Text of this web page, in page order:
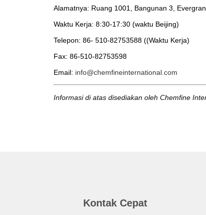
Alamatnya: Ruang 1001, Bangunan 3,
Waktu Kerja: 8:30-17:30 (waktu Beijing)
Telepon: 86- 510-82753588 ((Waktu Kerja)
Fax: 86-510-82753598
Email: info@chemfineinternational.com
Informasi di atas disediakan oleh Chemfine
Kontak Cepat